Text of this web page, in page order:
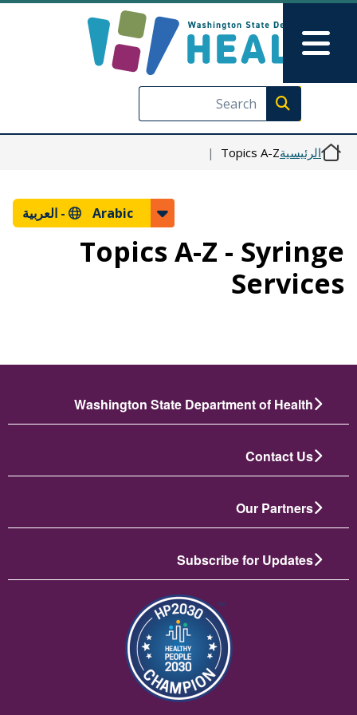
تجاوز إلى المحتوى الرئيسي
Skip to Feedback
Execute search
Main Menu
الرئيسيةTopics A-Z
Arabic - العربية
Topics A-Z - Syringe
Services
Washington State Department of Health
Contact Us
Our Partners
Subscribe for Updates
الصورة